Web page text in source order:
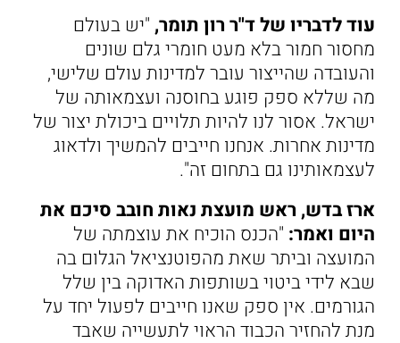
עוד לדבריו של ד"ר רון תומר, "יש בעולם
מחסור חמור בלא מעט חומרי גלם שונים
והעובדה שהייצור עובר למדינות עולם שלישי,
מה שללא ספק פוגע בחוסנה ועצמאותה של
ישראל. אסור לנו להיות תלויים ביכולת יצור של
מדינות אחרות. אנחנו חייבים להמשיך ולדאוג
לעצמאותינו גם בתחום זה".
ארז בדש, ראש מועצת נאות חובב סיכם את
היום ואמר: "הכנס הוכיח את עוצמתה של
המועצה וביתר שאת מהפוטנציאל הגלום בה
שבא לידי ביטוי בשותפות האדוקה בין שלל
הגורמים. אין ספק שאנו חייבים לפעול יחד על
מנת להחזיר הכבוד הראוי לתעשייה שאבד